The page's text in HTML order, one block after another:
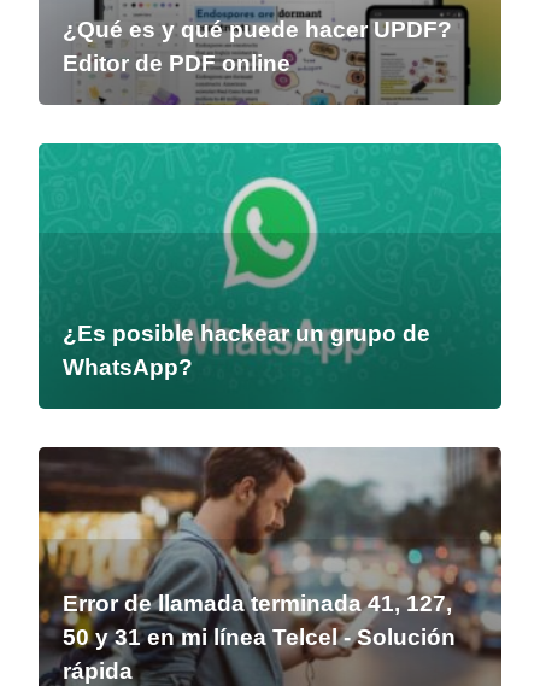
¿Qué es y qué puede hacer UPDF?
Editor de PDF online
¿Es posible hackear un grupo de
WhatsApp?
Error de llamada terminada 41, 127,
50 y 31 en mi línea Telcel - Solución
rápida